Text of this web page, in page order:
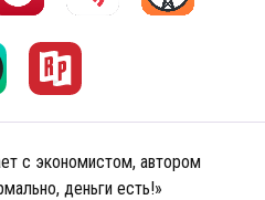
с экономистом, автором
деньги есть!»